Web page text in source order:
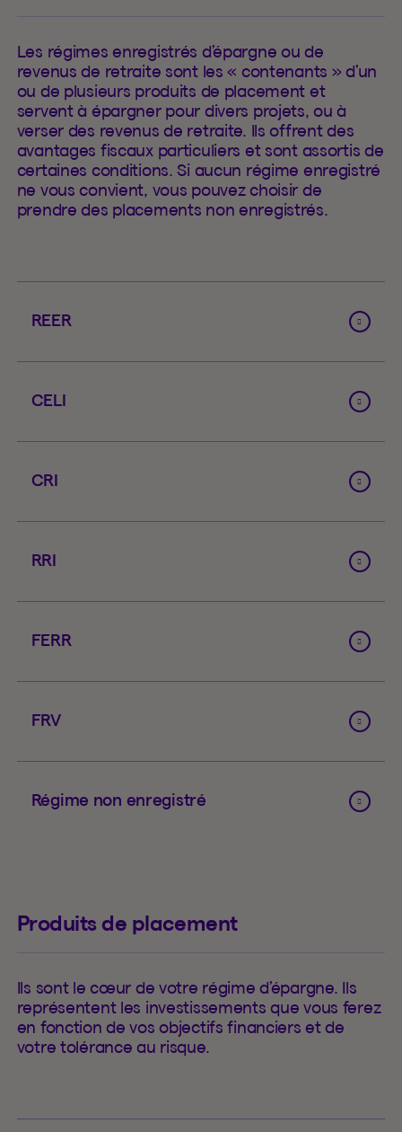
Les régimes enregistrés d’épargne ou de
revenus de retraite sont les « contenants » d’un
ou de plusieurs produits de placement et
servent à épargner pour divers projets, ou à
verser des revenus de retraite. Ils offrent des
avantages fiscaux particuliers et sont assortis de
certaines conditions. Si aucun régime enregistré
ne vous convient, vous pouvez choisir de
prendre des placements non enregistrés.
REER
CELI
CRI
RRI
FERR
FRV
Régime non enregistré
Produits de placement
Ils sont le cœur de votre régime d’épargne. Ils
représentent les investissements que vous ferez
en fonction de vos objectifs financiers et de
votre tolérance au risque.